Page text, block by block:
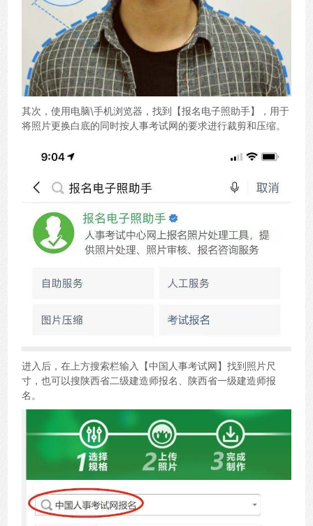
其次，使用电脑\手机浏览器，找到【报名电子照助手】，用于
将照片更换白底的同时按人事考试网的要求进行裁剪和压缩。
进入后，在上方搜索栏输入【中国人事考试网】找到照片尺
寸，也可以搜陕西省二级建造师报名、陕西省一级建造师报
名。